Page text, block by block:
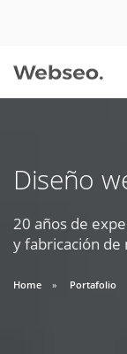
Diseño
20 años de
y fabricación de
Home Portafolio